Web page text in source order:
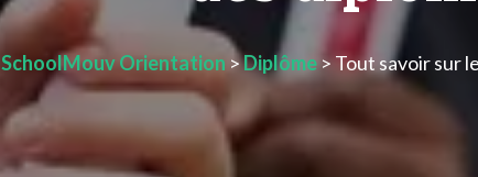
SchoolMouv Orientation >Diplôme>Tout savoir sur